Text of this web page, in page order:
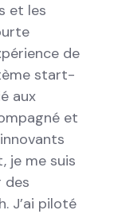
et les
de
start-
aux
et
je me suis
des
. J’ai piloté